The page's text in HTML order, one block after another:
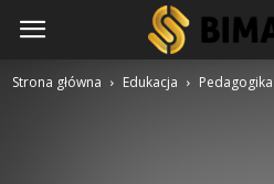
Strona główna Edukacja